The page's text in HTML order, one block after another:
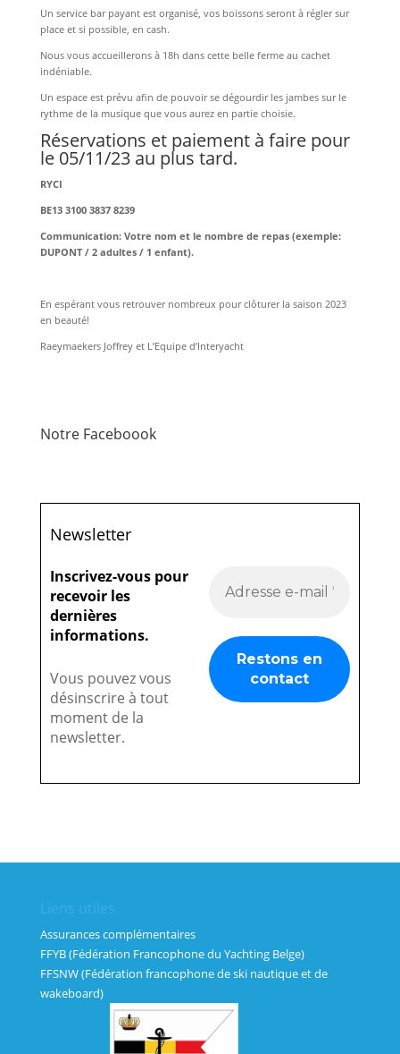
Un service bar payant est organisé, vos boissons seront à régler sur
place et si possible, en cash.
Nous vous accueillerons à 18h dans cette belle ferme au cachet
indéniable.
Un espace est prévu afin de pouvoir se dégourdir les jambes sur le
rythme de la musique que vous aurez en partie choisie.
Réservations et paiement à faire pour
le 05/11/23 au plus tard.
RYCI
BE13 3100 3837 8239
Communication: Votre nom et le nombre de repas (exemple:
DUPONT / 2 adultes / 1 enfant).
En espérant vous retrouver nombreux pour clôturer la saison 2023
en beauté!
Raeymaekers Joffrey et L’Equipe d’Interyacht
Notre Faceboook
Newsletter
Inscrivez-vous pour
recevoir les
dernières
informations.
Vous pouvez vous
désinscrire à tout
moment de la
newsletter.
Liens utiles
Assurances complémentaires
FFYB (Fédération Francophone du Yachting Belge)
FFSNW (Fédération francophone de ski nautique et de
wakeboard)